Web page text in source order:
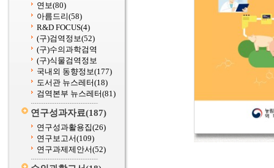
연보(80)
아름드리(58)
R&D FOCUS(4)
(구)검역정보(52)
(구)수의과학검역
(구)식물검역정보
국내외 동향정보(177)
도서관 뉴스레터(18)
검역본부 뉴스레터(81)
연구성과자료(187)
연구성과활용집(26)
연구보고서(109)
연구과제제안서(52)